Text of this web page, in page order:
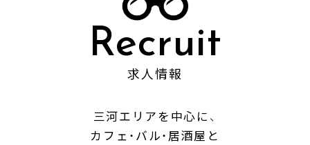
Recruit
求人情報
三河エリアを中心に、
カフェ・バル・居酒屋と